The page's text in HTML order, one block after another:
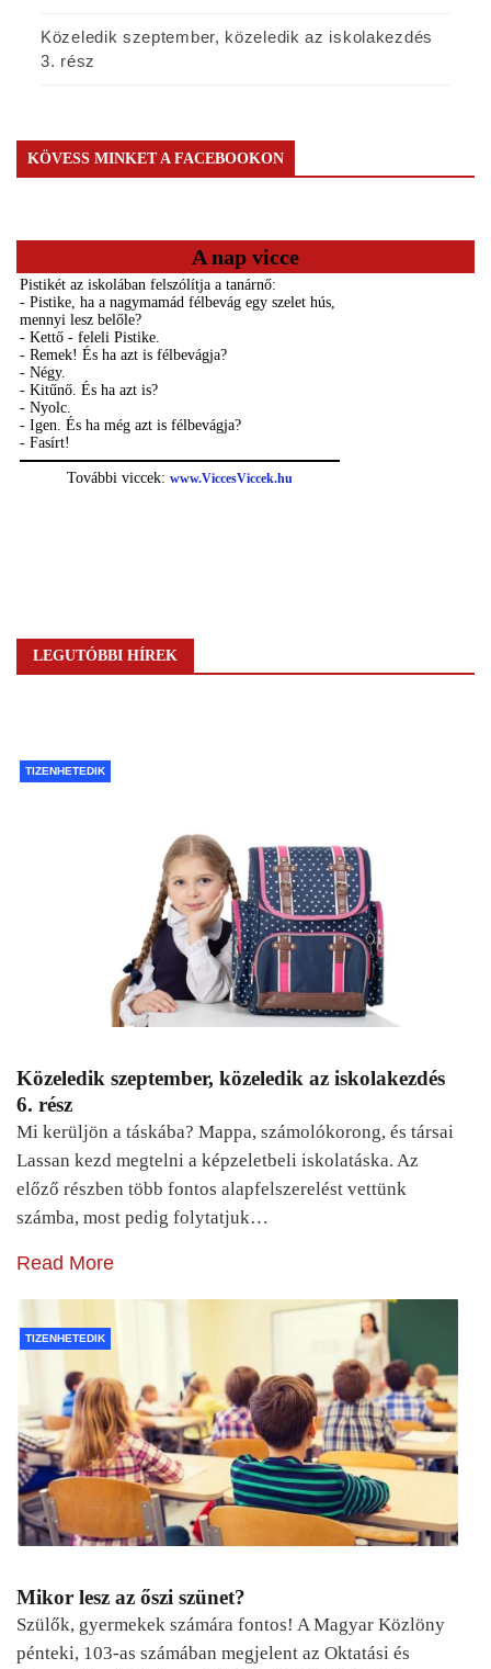
Közeledik szeptember, közeledik az iskolakezdés
3. rész
KÖVESS MINKET A FACEBOOKON
A nap vicce
LEGUTÓBBI HÍREK
TIZENHETEDIK
Közeledik szeptember, közeledik az iskolakezdés
6. rész
Mi kerüljön a táskába? Mappa, számolókorong, és társai
Lassan kezd megtelni a képzeletbeli iskolatáska. Az
előző részben több fontos alapfelszerelést vettünk
számba, most pedig folytatjuk…
Read More
TIZENHETEDIK
Mikor lesz az őszi szünet?
Szülők, gyermekek számára fontos! A Magyar Közlöny
pénteki, 103-as számában megjelent az Oktatási és